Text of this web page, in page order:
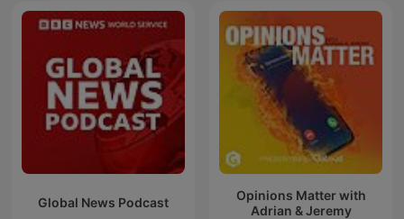
Global News Podcast
Opinions Matter with
Adrian & Jeremy